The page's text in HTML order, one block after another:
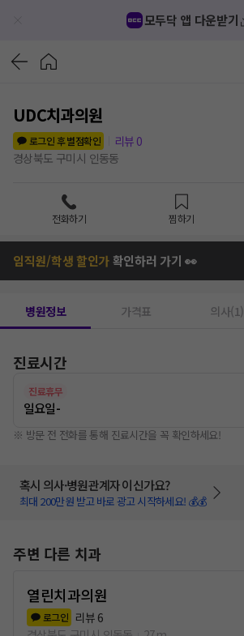
모두닥 앱 다운받기
UDC치과의원
로그인 후 별점확인
리뷰 0
경상북도 구미시 인동동
전화하기 찜하기
임직원/학생 할인가확인하러 가기 👀
병원정보 가격표 의사(1)
진료시간
진료휴무
일요일-
※ 방문 전 전화를 통해 진료시간을 꼭 확인하세요!
혹시 의사·병원관계자 이신가요?
최대 200만원 받고 바로 광고 시작하세요! 💰💰
주변 다른 치과
열린치과의원
로그인 리뷰 6